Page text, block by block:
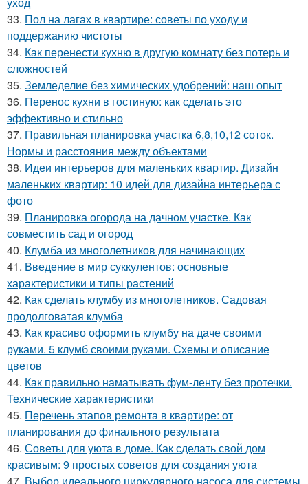
33. Пол на лагах в квартире: советы по уходу и
поддержанию чистоты
34. Как перенести кухню в другую комнату без потерь и
сложностей
35. Земледелие без химических удобрений: наш опыт
36. Перенос кухни в гостиную: как сделать это
эффективно и стильно
37. Правильная планировка участка 6,8,10,12 соток.
Нормы и расстояния между объектами
38. Идеи интерьеров для маленьких квартир. Дизайн
маленьких квартир: 10 идей для дизайна интерьера с
фото
39. Планировка огорода на дачном участке. Как
совместить сад и огород
40. Клумба из многолетников для начинающих
41. Введение в мир суккулентов: основные
характеристики и типы растений
42. Как сделать клумбу из многолетников. Садовая
продолговатая клумба
43. Как красиво оформить клумбу на даче своими
руками. 5 клумб своими руками. Схемы и описание
цветов
44. Как правильно наматывать фум-ленту без протечки.
Технические характеристики
45. Перечень этапов ремонта в квартире: от
планирования до финального результата
46. Советы для уюта в доме. Как сделать свой дом
красивым: 9 простых советов для создания уюта